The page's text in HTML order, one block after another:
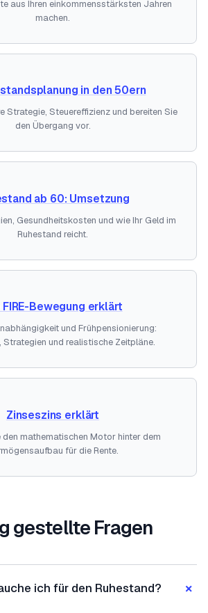
aus Ihren einkommensstärksten Jahren
machen.
in den 50ern
Strategie, Steuereffizienz und bereiten Sie
den Übergang vor.
ab 60: Umsetzung
Gesundheitskosten und wie Ihr Geld im
Ruhestand reicht.
FIRE-Bewegung erklärt
und Frühpensionierung:
Strategien und realistische Zeitpläne.
Zinseszins erklärt
den mathematischen Motor hinter dem
für die Rente.
gestellte Fragen
ich für den Ruhestand? +